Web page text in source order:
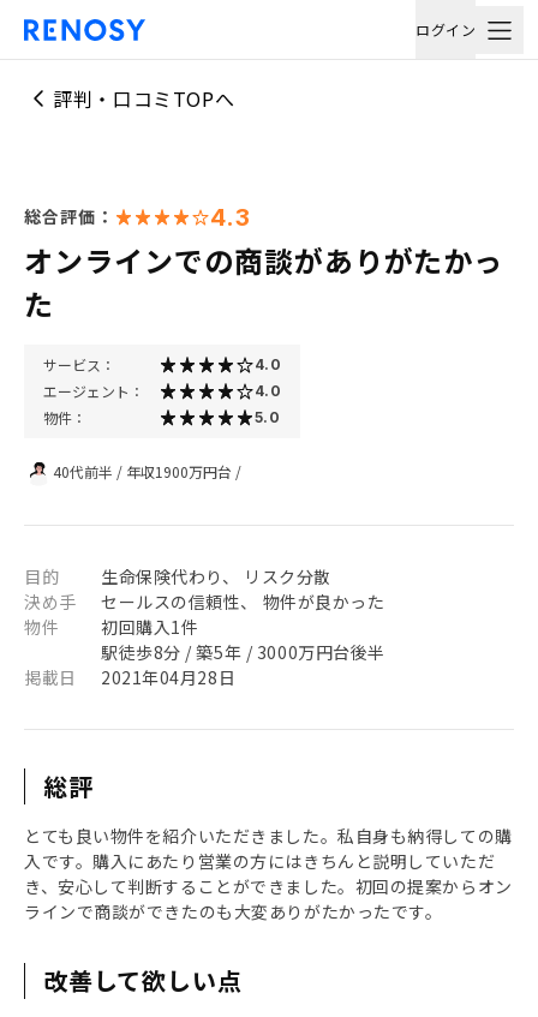
ログイン
評判・口コミTOPへ
総合評価： 4.3
オンラインでの商談がありがたかっ
た
サービス： 4.0
エージェント： 4.0
物件： 5.0
40代前半 / 年収1900万円台 /
目的
生命保険代わり、 リスク分散
決め手
セールスの信頼性、 物件が良かった
物件
初回購入1件
駅徒歩8分 / 築5年 / 3000万円台後半
掲載日
2021年04月28日
総評
とても良い物件を紹介いただきました。私自身も納得しての購
入です。購入にあたり営業の方にはきちんと説明していただ
き、安心して判断することができました。初回の提案からオン
ラインで商談ができたのも大変ありがたかったです。
改善して欲しい点